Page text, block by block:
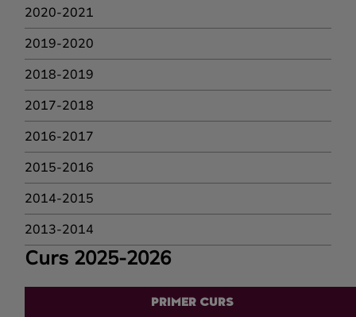
2020-2021
2019-2020
2018-2019
2017-2018
2016-2017
2015-2016
2014-2015
2013-2014
Curs 2025-2026
PRIMER CURS